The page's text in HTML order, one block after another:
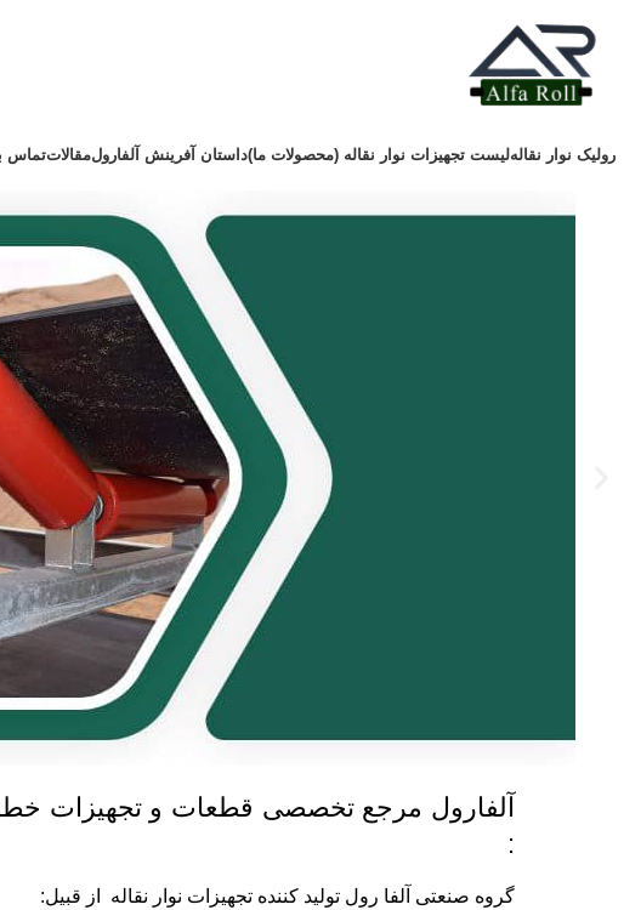
رولیک نوار نقالهلیست تجهیزات نوار نقاله (محصولات ما)داستان آفرینش آلفارولمقالاتتماس
آلفارول مرجع تخصصی قطعات و تجهیزات
:
گروه صنعتی آلفا رول تولید کننده تجهیزات نوار نقاله از قبیل: